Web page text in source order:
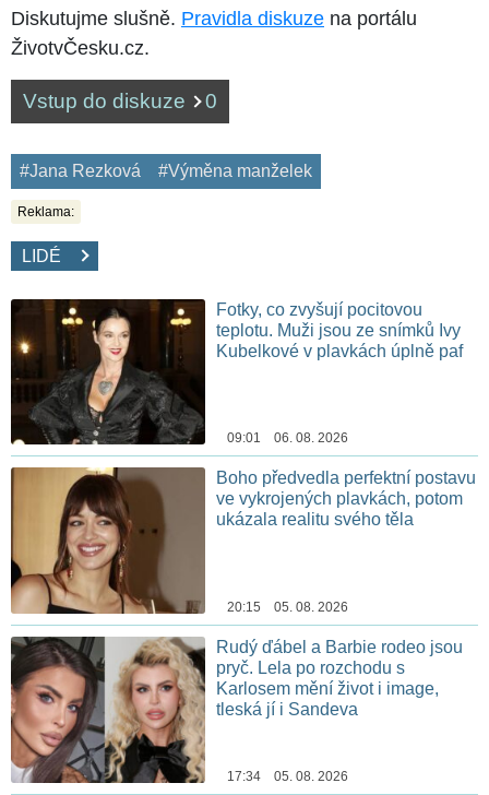
Diskutujme slušně. Pravidla diskuze na portálu
ŽivotvČesku.cz.
Vstup do diskuze 0
#Jana Rezková #Výměna manželek
Reklama:
LIDÉ
Fotky, co zvyšují pocitovou
teplotu. Muži jsou ze snímků Ivy
Kubelkové v plavkách úplně paf
09:01 06. 08. 2026
Boho předvedla perfektní postavu
ve vykrojených plavkách, potom
ukázala realitu svého těla
20:15 05. 08. 2026
Rudý ďábel a Barbie rodeo jsou
pryč. Lela po rozchodu s
Karlosem mění život i image,
tleská jí i Sandeva
17:34 05. 08. 2026